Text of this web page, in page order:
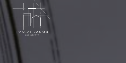
Panneau de gestion des cookies